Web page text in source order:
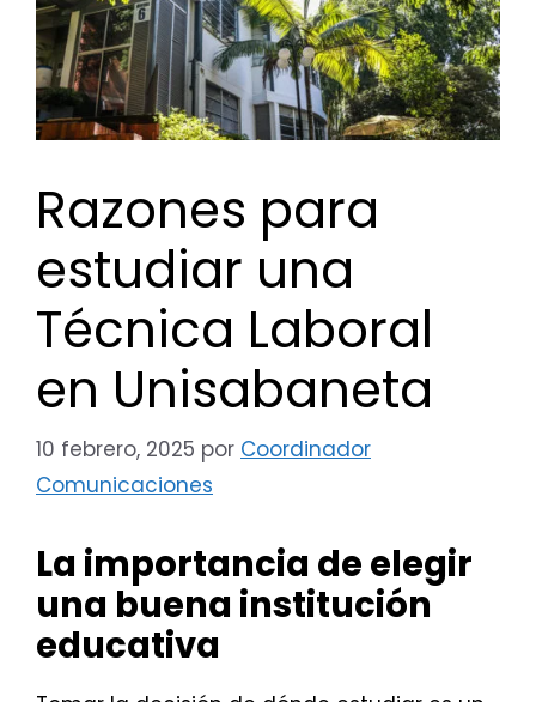
Razones para
estudiar una
Técnica Laboral
en Unisabaneta
10 febrero, 2025 por Coordinador
Comunicaciones
La importancia de elegir
una buena institución
educativa